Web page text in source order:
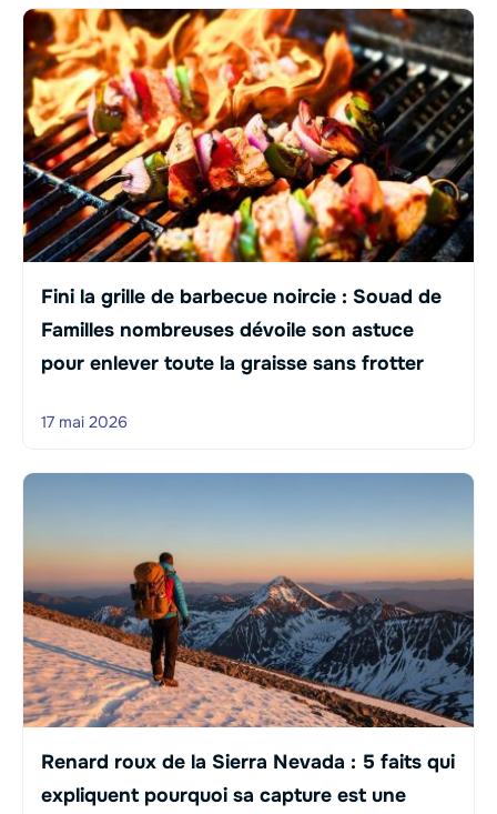
Fini la grille de barbecue noircie : Souad de
Familles nombreuses dévoile son astuce
pour enlever toute la graisse sans frotter
17 mai 2026
Renard roux de la Sierra Nevada : 5 faits qui
expliquent pourquoi sa capture est une